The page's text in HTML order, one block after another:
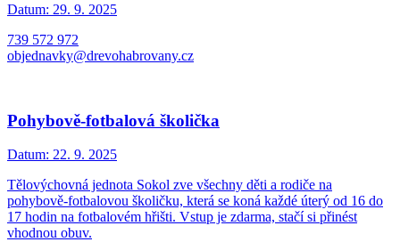
Datum: 29. 9. 2025
739 572 972
objednavky@drevohabrovany.cz
Pohybově-fotbalová školička
Datum: 22. 9. 2025
Tělovýchovná jednota Sokol zve všechny děti a rodiče na
pohybově-fotbalovou školičku, která se koná každé úterý od 16 do
17 hodin na fotbalovém hřišti. Vstup je zdarma, stačí si přinést
vhodnou obuv.